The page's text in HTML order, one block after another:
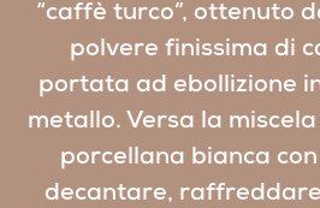
“caffè turco”, ottenuto
polvere finissima di
portata ad ebollizione
metallo. Versa la
porcellana bianca
decantare,